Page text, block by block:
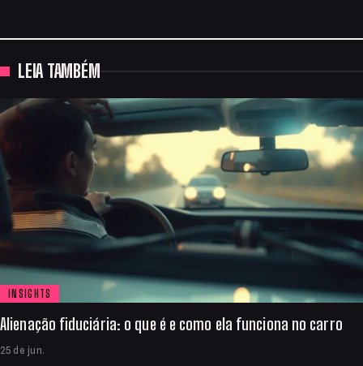
LEIA TAMBÉM
INSIGHTS
Alienação fiduciária: o que é e como ela funciona no carro
25 de jun.